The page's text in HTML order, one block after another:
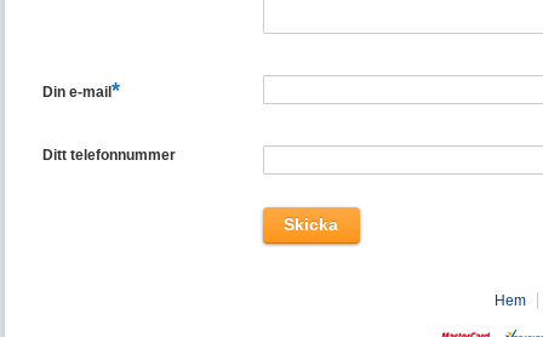
Din e-mail*
Ditt telefonnummer
Hem